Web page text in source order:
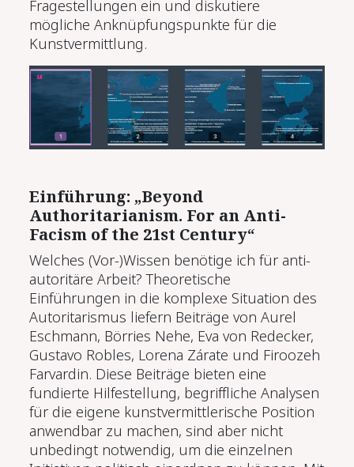
Fragestellungen ein und diskutiere
mögliche Anknüpfungspunkte für die
Kunstvermittlung.
Einführung: „Beyond
Authoritarianism. For an Anti-
Facism of the 21st Century“
Welches (Vor-)Wissen benötige ich für anti-
autoritäre Arbeit? Theoretische
Einführungen in die komplexe Situation des
Autoritarismus liefern Beiträge von Aurel
Eschmann, Börries Nehe, Eva von Redecker,
Gustavo Robles, Lorena Zárate und Firoozeh
Farvardin. Diese Beiträge bieten eine
fundierte Hilfestellung, begriffliche Analysen
für die eigene kunstvermittlerische Position
anwendbar zu machen, sind aber nicht
unbedingt notwendig, um die einzelnen